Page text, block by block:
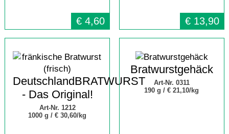
€ 4,60 € 13,90
DeutschlandBRATWURST
- Das Original!
Art-Nr. 1212
1000 g / € 30,60/kg
Bratwurstgehäck
Art-Nr. 0311
190 g /€ 21,10/kg